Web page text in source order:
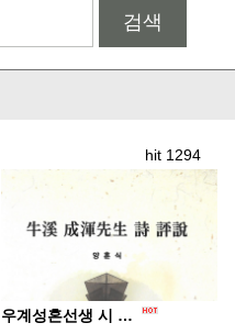
검색
hit 1294
우계성혼선생 시 평설